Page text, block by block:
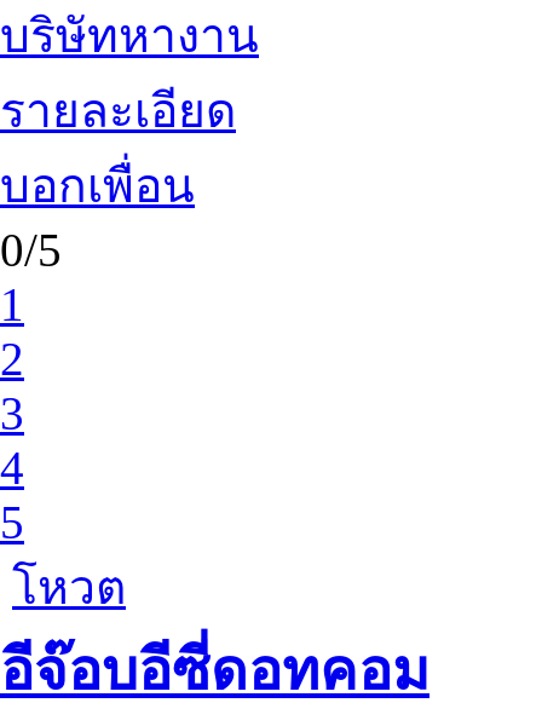
บริษัทหางาน
รายละเอียด
บอกเพื่อน
0/5
1
2
3
4
5
โหวต
อีจ๊อบอีซี่ดอทคอม